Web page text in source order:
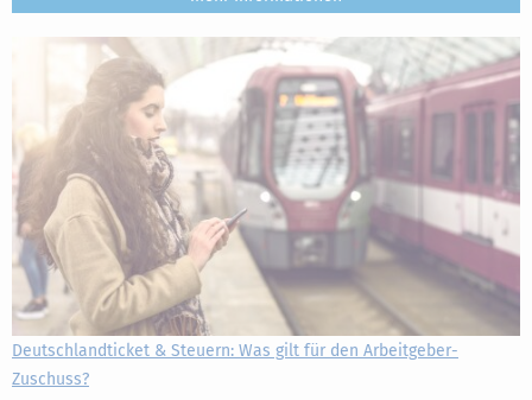
Deutschlandticket & Steuern: Was gilt für den Arbeitgeber-
Zuschuss?